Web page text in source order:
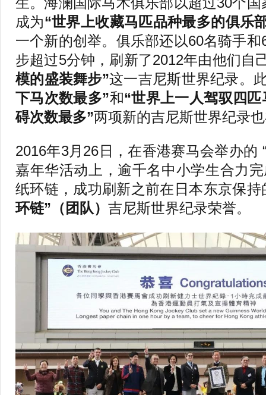
成为“世界上收藏马匹品种最多的俱乐
一个新的创举。俱乐部还以60名骑手
步超过5分钟，刷新了2012年由他们自
模的盛装舞步”这一吉尼斯世界纪录。
下马次数最多”和“世界上一人驾驭四
碍次数最多”两项新的吉尼斯世界纪录
2016年3月26日，在香港赛马会举办的
嘉年华活动上，逾千名中小学生合力
纸环链，成功刷新之前在日本东京保持
环链”（团队） 吉尼斯世界纪录荣誉。